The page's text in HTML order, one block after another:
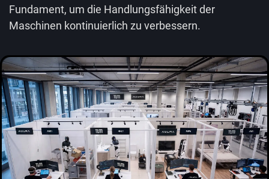
Fundament, um die Handlungsfähigkeit der
Maschinen kontinuierlich zu verbessern.